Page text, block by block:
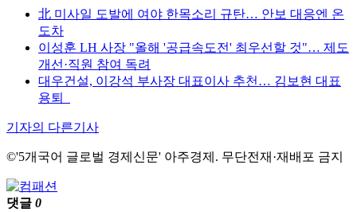
北 미사일 도발에 여야 한목소리 규탄… 안보 대응엔 온
도차
이성훈 LH 사장 "올해 '공급속도전' 최우선할 것"… 제도
개선·직원 참여 독려
대우건설, 이강석 부사장 대표이사 추천… 김보현 대표
용퇴
기자의 다른기사
©'5개국어 글로벌 경제신문' 아주경제. 무단전재·재배포 금지
댓글 0